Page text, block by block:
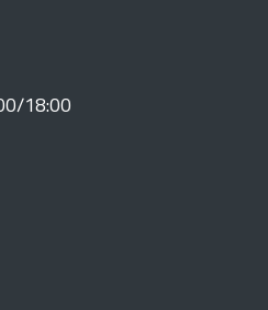
18:00